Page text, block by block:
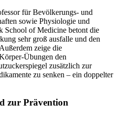
für Bevölkerungs- und
sowie Physiologie und
School of Medicine betont die
sehr groß ausfalle und den
zeige die
Übungen den
zusätzlich zur
zu senken – ein doppelter
zur Prävention